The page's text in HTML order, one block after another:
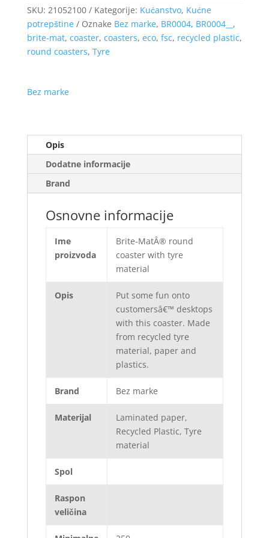
SKU: 21052100 Kategorije: Kućanstvo, Kućne
potrepštine
Oznake Bez marke, BR0004, BR0004__ ,
brite-mat, coaster, coasters, eco, fsc, recycled plastic,
round coasters, Tyre
Bez marke
Opis
Dodatne informacije
Brand
Osnovne informacije
Ime
proizvoda
Brite-MatÂ® round
coaster with tyre
material
Opis
Put some fun onto
customersâ€™ desktops
with this coaster. Made
from recycled tyre
material, paper and
plastics.
Brand Bez marke
Materijal
Laminated paper,
Recycled Plastic, Tyre
material
Spol
Raspon
veličina